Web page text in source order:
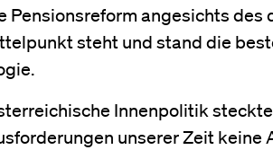
Pensionsreform angesichts des
steht und stand die
Innenpolitik
unserer Zeit keine